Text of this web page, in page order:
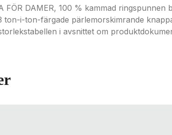
FÖR DAMER, 100 % kammad
ton-i-ton-färgade pärlemorskimrande
i avsnittet om